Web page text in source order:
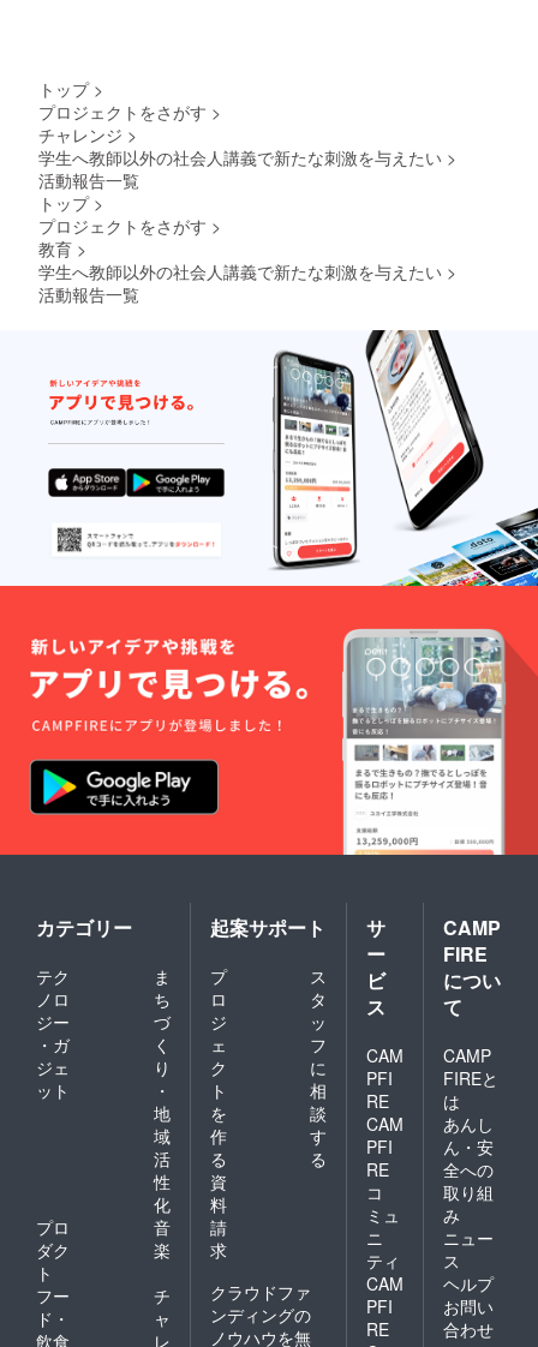
トップ >
プロジェクトをさがす >
チャレンジ >
学生へ教師以外の社会人講義で新たな刺激を与えたい >
活動報告一覧
トップ >
プロジェクトをさがす >
教育 >
学生へ教師以外の社会人講義で新たな刺激を与えたい >
活動報告一覧
カテゴリー
テク
ノロ
ジー
・ガ
ジェ
ット
ま
ち
づ
く
り
・
地
域
活
性
化
プロ
ダク
ト
音
楽
フー
ド・
飲食
チ
ャ
レ
起案サポート
プ
ロ
ジ
ェ
ク
ト
を
作
る
ス
タ
ッ
フ
に
相
談
す
る
資
料
請
求
クラウドファ
ンディングの
ノウハウを無
サ
ー
ビ
ス
CAM
PFI
RE
CAM
PFI
RE
コ
ミュ
ニ
ティ
CAM
PFI
RE
CAMP
FIRE
につい
て
CAMP
FIREと
は
あんし
ん・安
全への
取り組
み
ニュー
ス
ヘルプ
お問い
合わせ